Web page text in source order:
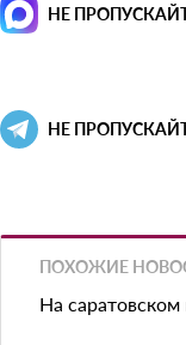
НЕ
НЕ
ПОХОЖИЕ
На